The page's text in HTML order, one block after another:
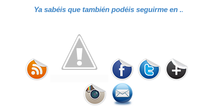
Ya sabéis que también podéis seguirme en ..